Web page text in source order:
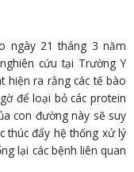
ngày 21 tháng 3 năm
cứu tại Trường Y
hiện ra rằng các tế bào
để loại bỏ các protein
con đường này sẽ suy
thúc đẩy hệ thống xử lý
lại các bệnh liên quan